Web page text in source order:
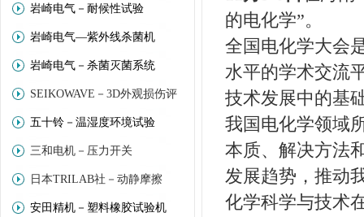
验
岩崎电气－耐候性试验
岩崎电气—紫外线杀菌机
岩崎电气－杀菌灭菌系统
SEIKOWAVE－3D外观损伤评
价
五十铃－温湿度环境试验
三和电机－压力开关
日本TRILAB社－动静摩擦
(Trinity－Lab)
安田精机－塑料橡胶试验机
的电化学”。
全国电化学大会
水平的学术交流
技术发展中的基
我国电化学领域
本质、解决方法
发展趋势，推动
化学科学与技术